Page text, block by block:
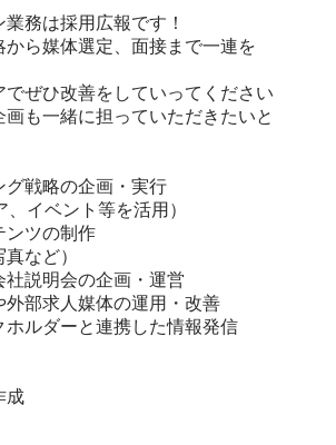
務は採用広報です！
ら媒体選定、面接まで一連を
でぜひ改善をしていってください
も一緒に担っていただきたいと
グ戦略の企画・実行
イベント等を活用）
ンツの制作
など）
社説明会の企画・運営
外部求人媒体の運用・改善
ルダーと連携した情報発信
成